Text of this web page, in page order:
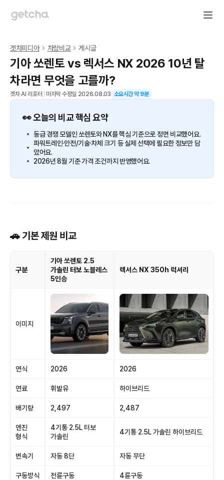
겟차피디아 차량비교 게시글
기아 쏘렌토 vs 렉서스 NX 2026 10년 탈
차라면 무엇을 고를까?
겟차 AI 리포터 마지막 수정일 2026.08.03 소요시간 약9분
👀 오늘의 비교 핵심 요약
동급 경쟁 모델인 쏘렌토와 NX를 핵심 기준으로 정면 비교했어요.
파워트레인·안전/기술·차체 크기 등 실제 선택에 필요한 정보만 담
았어요.
2026년 8월 기준 가격 조건까지 반영했어요.
🚗 기본 제원 비교
구분
기아 쏘렌토 2.5
가솔린 터보 노블레스
5인승
렉서스 NX 350h 럭셔리
이미지
연식 2026 2026
연료 휘발유 하이브리드
배기량 2,497 2,487
엔진
형식
4기통 2.5L 터보
가솔린
4기통 2.5L 가솔린 하이브리드
변속기 자동 8단 자동 무단
구동방식 전륜구동 4륜구동